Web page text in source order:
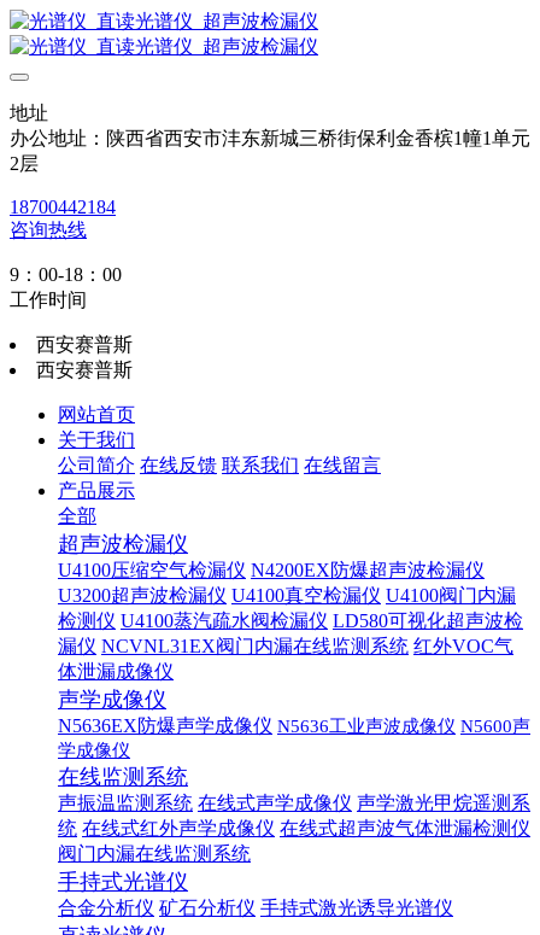
地址
办公地址：陕西省西安市沣东新城三桥街保利金香槟1幢1单元
2层
18700442184
咨询热线
9：00-18：00
工作时间
西安赛普斯
西安赛普斯
网站首页
关于我们
公司简介 在线反馈 联系我们 在线留言
产品展示
全部
超声波检漏仪
U4100压缩空气检漏仪 N4200EX防爆超声波检漏仪
U3200超声波检漏仪 U4100真空检漏仪 U4100阀门内漏
检测仪 U4100蒸汽疏水阀检漏仪 LD580可视化超声波检
漏仪 NCVNL31EX阀门内漏在线监测系统 红外VOC气
体泄漏成像仪
声学成像仪
N5636EX防爆声学成像仪 N5636工业声波成像仪 N5600声
学成像仪
在线监测系统
声振温监测系统 在线式声学成像仪 声学激光甲烷遥测系
统 在线式红外声学成像仪 在线式超声波气体泄漏检测仪
阀门内漏在线监测系统
手持式光谱仪
合金分析仪 矿石分析仪 手持式激光诱导光谱仪